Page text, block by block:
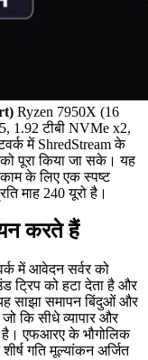
Ryzen 7950X (16
1.92 टीबी NVMe x2,
में ShredStream के
पूरा किया जा सके। यह
के लिए एक स्पष्ट
माह 240 यूरो है।
करते हैं
में आवेदन सर्वर को
ट्रिप को हटा देता है और
साझा समापन बिंदुओं और
कि सीधे व्यापार और
है। एफआरए के भौगोलिक
गति मूल्यांकन अर्जित